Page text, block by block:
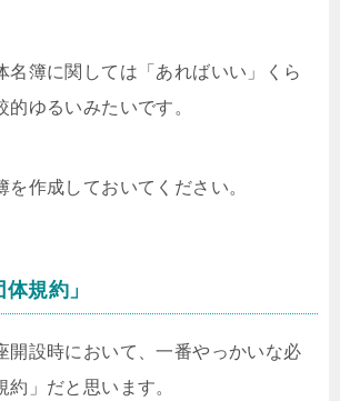
名簿に関しては「あればいい」くら
的ゆるいみたいです。
を作成しておいてください。
規約」
開設時において、一番やっかいな必
」だと思います。